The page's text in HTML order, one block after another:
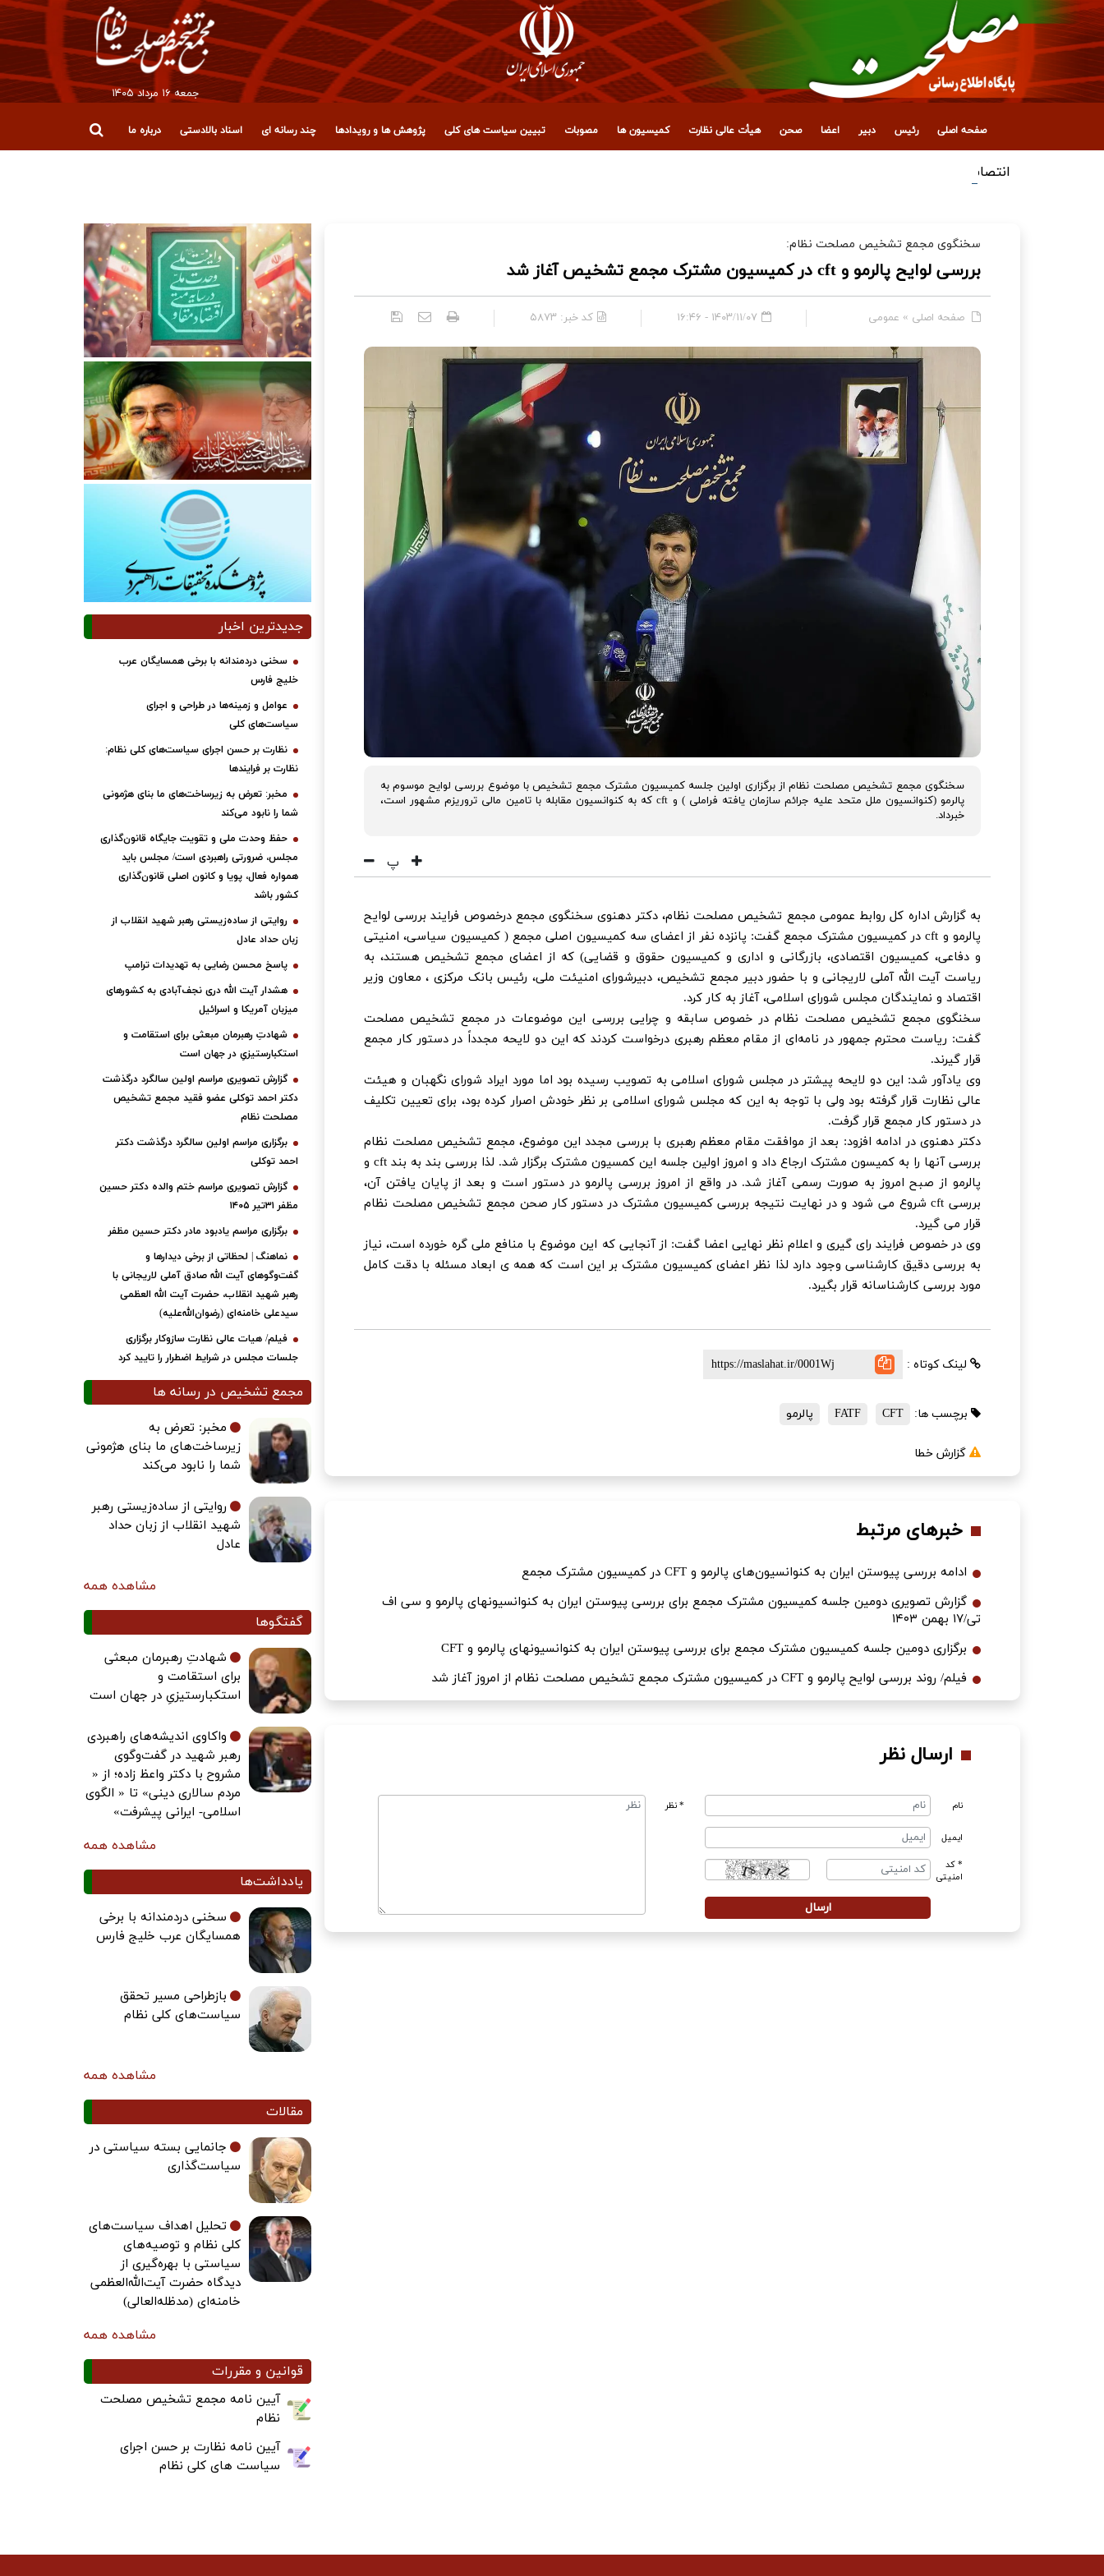
جمعه ۱۶ مرداد ۱۴۰۵
صفحه اصلی رئیس دبیر اعضا صحن هیأت عالی نظارت کمیسیون ها مصوبات تبیین سیاست های کلی پژوهش ها و رویدادها چند رسانه ای اسناد بالادستی درباره ما
انتصاب معاون جدید اداری، مالی و پشتیبانی مجمع تشخیص مصلحت نظام
سخنگوی مجمع تشخیص مصلحت نظام:
بررسی لوایح پالرمو و cft در کمیسیون مشترک مجمع تشخیص آغاز شد
صفحه اصلی » عمومی ۱۴۰۳/۱۱/۰۷ - ۱۶:۴۶ کد خبر: ۵۸۷۳
سخنگوی مجمع تشخیص مصلحت نظام از برگزاری اولین جلسه کمیسیون مشترک مجمع تشخیص با موضوع بررسی لوایح موسوم به
پالرمو (کنوانسیون ملل متحد علیه جرائم سازمان یافته فراملی ) و cft که به کنوانسیون مقابله با تامین مالی تروریزم مشهور است،
خبرداد.
پ
به گزارش اداره کل روابط عمومی مجمع تشخیص مصلحت نظام، دکتر دهنوی سخنگوی مجمع درخصوص فرایند بررسی لوایح
پالرمو و cft در کمیسیون مشترک مجمع گفت: پانزده نفر از اعضای سه کمیسیون اصلی مجمع ( کمیسیون سیاسی، امنیتی
و دفاعی، کمیسیون اقتصادی، بازرگانی و اداری و کمیسیون حقوق و قضایی) که از اعضای مجمع تشخیص هستند، به
ریاست آیت الله آملی لاریجانی و با حضور دبیر مجمع تشخیص، دبیرشورای امنیئت ملی، رئیس بانک مرکزی ، معاون وزیر
اقتصاد و نمایندگان مجلس شورای اسلامی، آغاز به کار کرد.
سخنگوی مجمع تشخیص مصلحت نظام در خصوص سابقه و چرایی بررسی این موضوعات در مجمع تشخیص مصلحت
گفت: ریاست محترم جمهور در نامه‌ای از مقام معظم رهبری درخواست کردند که این دو لایحه مجدداً در دستور کار مجمع
قرار گیرند.
وی یادآور شد: این دو لایحه پیشتر در مجلس شورای اسلامی به تصویب رسیده بود اما مورد ایراد شورای نگهبان و هیئت
عالی نظارت قرار گرفته بود ولی با توجه به این که مجلس شورای اسلامی بر نظر خودش اصرار کرده بود، برای تعیین تکلیف
در دستور کار مجمع قرار گرفت.
دکتر دهنوی در ادامه افزود: بعد از موافقت مقام معظم رهبری با بررسی مجدد این موضوع، مجمع تشخیص مصلحت نظام
بررسی آنها را به کمیسون مشترک ارجاع داد و امروز اولین جلسه این کمسیون مشترک برگزار شد. لذا بررسی بند به بند cft و
پالرمو از صبح امروز به صورت رسمی آغاز شد. در واقع از امروز بررسی پالرمو در دستور است و بعد از پایان یافتن آن،
بررسی cft شروع می شود و در نهایت نتیجه بررسی کمیسیون مشترک در دستور کار صحن مجمع تشخیص مصلحت نظام
قرار می گیرد.
وی در خصوص فرایند رای گیری و اعلام نظر نهایی اعضا گفت: از آنجایی که این موضوع با منافع ملی گره خورده است، نیاز
به بررسی دقیق کارشناسی وجود دارد لذا نظر اعضای کمیسیون مشترک بر این است که همه ی ابعاد مسئله با دقت کامل
مورد بررسی کارشناسانه قرار بگیرد.
لینک کوتاه :
برچسب ها: FATF CFT پالرمو
گزارش خطا
خبرهای مرتبط
ادامه بررسی پیوستن ایران به کنوانسیون‌های پالرمو و CFT در کمیسیون مشترک مجمع
گزارش تصویری دومین جلسه کمیسیون مشترک مجمع برای بررسی پیوستن ایران به کنوانسیونهای پالرمو و سی اف
تی/۱۷ بهمن ۱۴۰۳
برگزاری دومین جلسه کمیسیون مشترک مجمع برای بررسی پیوستن ایران به کنوانسیونهای پالرمو و CFT
فیلم/ روند بررسی لوایح پالرمو و CFT در کمیسیون مشترک مجمع تشخیص مصلحت نظام از امروز آغاز شد
ارسال نظر
نام
ایمیل
* کد
امنیتی
* نظر
جدیدترین اخبار
سخنی دردمندانه با برخی همسایگان عرب
خلیج فارس
عوامل و زمینه‌ها در طراحی و اجرای
سیاست‌های کلی
نظارت بر حسن اجرای سیاست‌های کلی نظام:
نظارت بر فرایندها
مخبر: تعرض به زیرساخت‌های ما بنای هژمونی
شما را نابود می‌کند
حفظ وحدت ملی و تقویت جایگاه قانون‌گذاری
مجلس، ضرورتی راهبردی است/ مجلس باید
همواره فعال، پویا و کانون اصلی قانون‌گذاری
کشور باشد
روایتی از ساده‌زیستی رهبر شهید انقلاب از
زبان حداد عادل
پاسخ محسن رضایی به تهدیدات ترامپ
هشدار آیت الله دری نجف‌آبادی به کشورهای
میزبان آمریکا و اسرائیل
شهادتِ رهبرمان مبعثی برای استقامت و
استکبارستیزیِ در جهان است
گزارش تصویری مراسم اولین سالگرد درگذشت
دکتر احمد توکلی عضو فقید مجمع تشخیص
مصلحت نظام
برگزاری مراسم اولین سالگرد درگذشت دکتر
احمد توکلی
گزارش تصویری مراسم ختم والده دکتر حسین
مظفر ۳۱تیر ۱۴۰۵
برگزاری مراسم یادبود مادر دکتر حسین مظفر
نماهنگ | لحظاتی از برخی دیدارها و
گفت‌وگوهای آیت ‌الله صادق آملی لاریجانی با
رهبر شهید انقلاب، حضرت آیت‌ الله العظمی
سیدعلی خامنه‌ای (رضوان‌الله‌علیه)
فیلم/ هیات عالی نظارت سازوکار برگزاری
جلسات مجلس در شرایط اضطرار را تایید کرد
مجمع تشخیص در رسانه ها
مخبر: تعرض به
زیرساخت‌های ما بنای هژمونی
شما را نابود می‌کند
روایتی از ساده‌زیستی رهبر
شهید انقلاب از زبان حداد
عادل
مشاهده همه
گفتگوها
شهادتِ رهبرمان مبعثی
برای استقامت و
استکبارستیزیِ در جهان است
واکاوی اندیشه‌های راهبردی
رهبر شهید در گفت‌وگوی
مشروح با دکتر واعظ زاده؛ از «
مردم سالاری دینی» تا « الگوی
اسلامی- ایرانی پیشرفت»
مشاهده همه
یادداشت‌ها
سخنی دردمندانه با برخی
همسایگان عرب خلیج فارس
بازطراحی مسیر تحقق
سیاست‌های کلی نظام
مشاهده همه
مقالات
جانمایی بسته سیاستی در
سیاست‌گذاری
تحلیل اهداف سیاست‌های
کلی نظام و توصیه‌های
سیاستی با بهره‌گیری از
دیدگاه حضرت آیت‌الله‌العظمی
خامنه‌ای (مدظله‌العالی)
مشاهده همه
قوانین و مقررات
آیین نامه مجمع تشخیص مصلحت
نظام
آیین نامه نظارت بر حسن اجرای
سیاست های کلی نظام